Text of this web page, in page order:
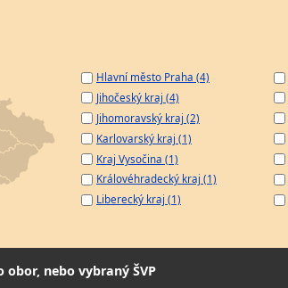
Hlavní město Praha (4)
Jihočeský kraj (4)
Jihomoravský kraj (2)
Karlovarský kraj (1)
Kraj Vysočina (1)
Královéhradecký kraj (1)
Liberecký kraj (1)
nebo vybraný ŠVP